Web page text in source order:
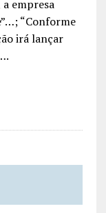
empresa
“Conforme
irá lançar